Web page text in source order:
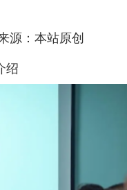
源： 本站原创
绍